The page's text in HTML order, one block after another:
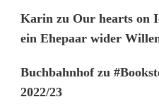
Karin zu Our hearts on
ein Ehepaar wider
Buchbahnhofzu
2022/23